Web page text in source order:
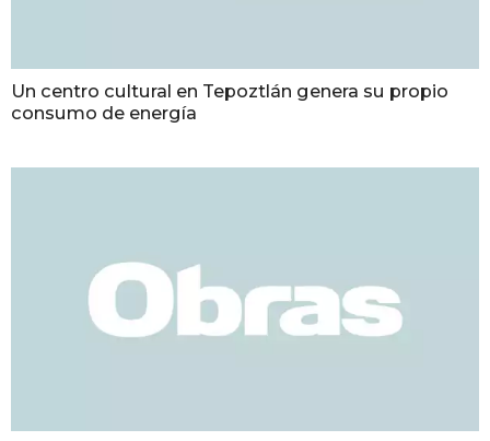
Un centro cultural en Tepoztlán genera su propio
consumo de energía